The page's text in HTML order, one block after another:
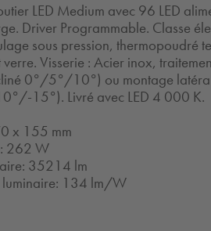
LED Medium avec 96 LED
Driver Programmable. Classe
sous pression, thermopoudré
verre. Visserie : Acier inox,
0°/5°/10°) ou montage
15°). Livré avec LED 4 000 K.
x 155 mm
262 W
35214 lm
luminaire: 134 lm/W